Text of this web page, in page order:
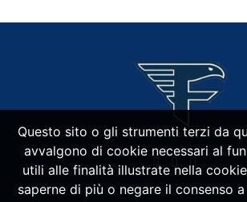
Questo sito o gli strumenti terzi da
avvalgono di cookie necessari al
utili alle finalità illustrate nella
saperne di più o negare il consenso